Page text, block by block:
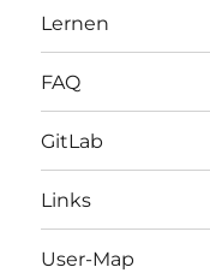
Lernen
FAQ
GitLab
Links
User-Map